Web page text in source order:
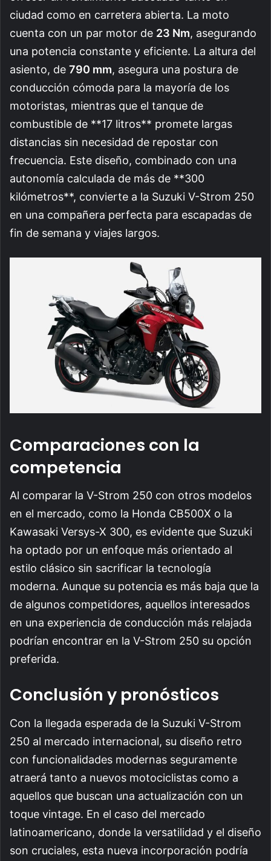
ciudad como en carretera abierta. La moto
cuenta con un par motor de 23 Nm, asegurando
una potencia constante y eficiente. La altura del
asiento, de 790 mm, asegura una postura de
conducción cómoda para la mayoría de los
motoristas, mientras que el tanque de
combustible de **17 litros** promete largas
distancias sin necesidad de repostar con
frecuencia. Este diseño, combinado con una
autonomía calculada de más de **300
kilómetros**, convierte a la Suzuki V-Strom 250
en una compañera perfecta para escapadas de
fin de semana y viajes largos.
Comparaciones con la
competencia
Al comparar la V-Strom 250 con otros modelos
en el mercado, como la Honda CB500X o la
Kawasaki Versys-X 300, es evidente que Suzuki
ha optado por un enfoque más orientado al
estilo clásico sin sacrificar la tecnología
moderna. Aunque su potencia es más baja que la
de algunos competidores, aquellos interesados
en una experiencia de conducción más relajada
podrían encontrar en la V-Strom 250 su opción
preferida.
Conclusión y pronósticos
Con la llegada esperada de la Suzuki V-Strom
250 al mercado internacional, su diseño retro
con funcionalidades modernas seguramente
atraerá tanto a nuevos motociclistas como a
aquellos que buscan una actualización con un
toque vintage. En el caso del mercado
latinoamericano, donde la versatilidad y el diseño
son cruciales, esta nueva incorporación podría